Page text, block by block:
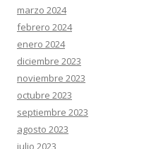
marzo 2024
febrero 2024
enero 2024
diciembre 2023
noviembre 2023
octubre 2023
septiembre 2023
agosto 2023
julio 2023